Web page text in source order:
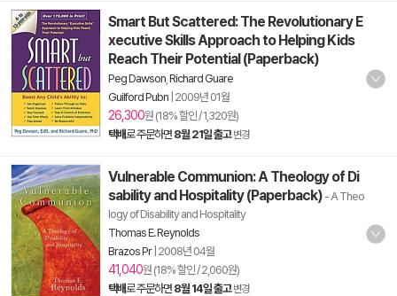
Smart But Scattered: The Revolutionary E
xecutive Skills Approach to Helping Kids
Reach Their Potential (Paperback)
Peg Dawson Richard Guare
Guilford Pubn 2009년 01월
26,300원 (18% 할인 / 1,320원)
택배로 주문하면 8월 21일 출고 변경
Vulnerable Communion: A Theology of Di
sability and Hospitality (Paperback) - A Theo
logy of Disability and Hospitality
Thomas E. Reynolds
Brazos Pr 2008년 04월
41,040원 (18% 할인 / 2,060원)
택배로 주문하면 8월 14일 출고 변경